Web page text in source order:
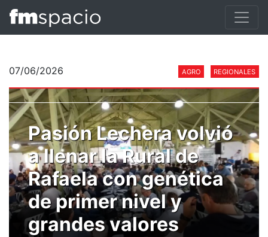
07/06/2026 AGRO REGIONALES
Pasión Lechera volvió
a llenar la Rural de
Rafaela con genética
de primer nivel y
grandes valores